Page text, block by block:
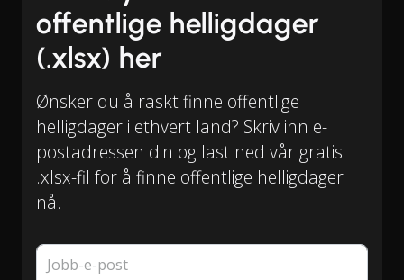
offentlige helligdager
(.xlsx) her
Ønsker du å raskt finne offentlige
helligdager i ethvert land? Skriv inn e-
postadressen din og last ned vår gratis
.xlsx-fil for å finne offentlige helligdager
nå.
Jobb-e-post